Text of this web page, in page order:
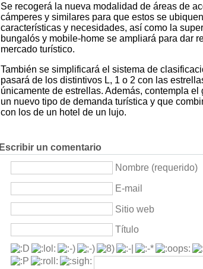
Se recogerá la nueva modalidad de áreas de
cámperes y similares para que estos se
características y necesidades, así como la
bungalós y mobile-home se ampliará para dar
mercado turístico.
También se simplificará el sistema de
pasará de los distintivos L, 1 o 2 con las
únicamente de estrellas. Además, contempla
un nuevo tipo de demanda turística y que
con los de un hotel de un lujo.
Escribir un comentario
Nombre (requerido)
E-mail
Sitio web
Título